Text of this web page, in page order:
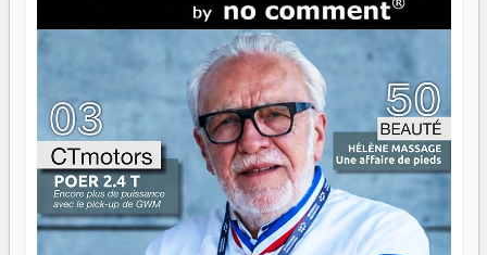
direction peut éclairer autant qu'elle peut consumer. C'est
là que les aînés entrent en scène — pas pour reprendre le
gouvernail, mais pour montrer où sont les récifs. Les jeunes
ont la force, les vieux ont l'expérience, comme on dit. Ce
n'est pas un combat de générations — c'est une question
d'équipage. Partagez vos réussites, mais aussi vos échecs.
Surtout vos échecs, d'ailleurs — ils enseignent mieux que
n'importe quel manuel. À Madagascar, la barque avance.
Il faut juste s'assurer que tout le monde rame dans le
même sens.